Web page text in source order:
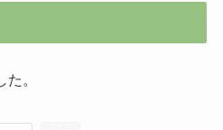
。